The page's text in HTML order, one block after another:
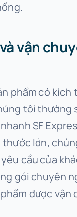
vận
phẩm có kích
tôi thường
SF
thước lớn,
cầu của
gói chuyên
được vận